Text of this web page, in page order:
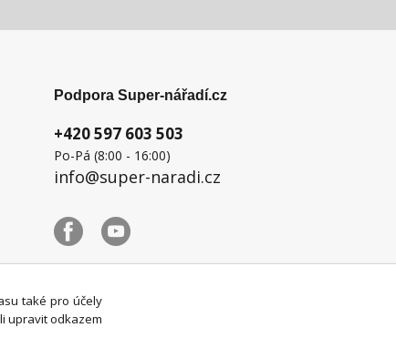
Podpora Super-nářadí.cz
+420 597 603 503
Po-Pá (8:00 - 16:00)
info@super-naradi.cz
také pro účely
upravit odkazem